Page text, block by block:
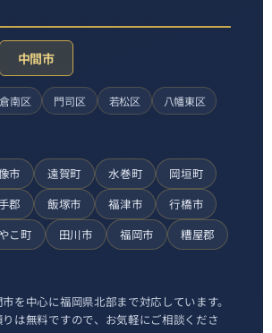
中間市
南区 門司区 若松区
八幡東区
市 遠賀町 水巻町
岡垣町
郡 飯塚市 福津市
行橋市
こ町 田川市 福岡市
糟屋郡
を中心に福岡県北部まで対応しています。
は無料ですので、お気軽にご相談くださ